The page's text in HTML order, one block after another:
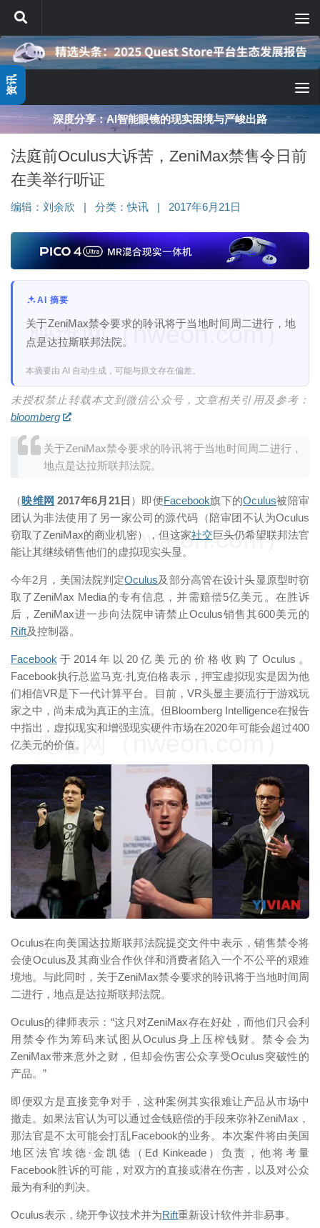
跳至内容
深度分享：AI智能眼镜的现实困境与严峻出路
法庭前Oculus大诉苦，ZeniMax禁售令日前
在美举行听证
编辑： 刘余欣 分类：快讯 2017年6月21日
AI 摘要
关于ZeniMax禁令要求的聆讯将于当地时间周二进行，地
点是达拉斯联邦法院。
本摘要由 AI 自动生成，可能与原文存在偏差。
未授权禁止转载本文到微信公众号，文章相关引用及参考：
bloomberg
关于ZeniMax禁令要求的聆讯将于当地时间周二进行，
地点是达拉斯联邦法院。
（映维网 2017年6月21日 ）即便Facebook旗下的Oculus被陪审
团认为非法使用了另一家公司的源代码（陪审团不认为Oculus
窃取了ZeniMax的商业机密），但这家社交巨头仍希望联邦法官
能让其继续销售他们的虚拟现实头显。
今年2月，美国法院判定Oculus及部分高管在设计头显原型时窃
取了ZeniMax Media的专有信息，并需赔偿5亿美元。在胜诉
后，ZeniMax进一步向法院申请禁止Oculus销售其600美元的
Rift及控制器。
Facebook 于2014年以20亿美元的价格收购了Oculus。
Facebook执行总监马克·扎克伯格表示，押宝虚拟现实是因为他
们相信VR是下一代计算平台。目前，VR头显主要流行于游戏玩
家之中，尚未成为真正的主流。但Bloomberg Intelligence在报告
中指出，虚拟现实和增强现实硬件市场在2020年可能会超过400
亿美元的价值。
Oculus在向美国达拉斯联邦法院提交文件中表示，销售禁令将
会使Oculus及其商业合作伙伴和消费者陷入一个不公平的艰难
境地。与此同时，关于ZeniMax禁令要求的聆讯将于当地时间周
二进行，地点是达拉斯联邦法院。
Oculus的律师表示：“这只对ZeniMax存在好处，而他们只会利
用禁令作为筹码来试图从Oculus身上压榨钱财。禁令会为
ZeniMax带来意外之财，但却会伤害公众享受Oculus突破性的
产品。”
即便双方是直接竞争对手，这种案例其实很难让产品从市场中
撤走。如果法官认为可以通过金钱赔偿的手段来弥补ZeniMax，
那法官是不太可能会打乱Facebook的业务。本次案件将由美国
地区法官埃德·金凯德（Ed Kinkeade）负责，他将考量
Facebook胜诉的可能，对双方的直接或潜在伤害，以及对公众
最为有利的判决。
Oculus表示，绕开争议技术并为Rift重新设计软件并非易事。
映维网（nweon.com）
映维网（nweon.com）
映维网（nweon.com）
映维网（nweon.com）
映维网（nweon.com）
资讯